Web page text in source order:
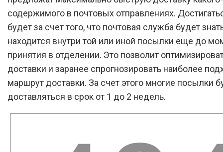
содержимого в почтовых отправлениях.
будет за счет того, что почтовая служба будет
находится внутри той или иной посылки еще до
принятия в отделении. Это позволит
доставки и заранее спрогнозировать наиболее
маршрут доставки. За счет этого многие посылки
доставляться в срок от 1 до 2 недель.